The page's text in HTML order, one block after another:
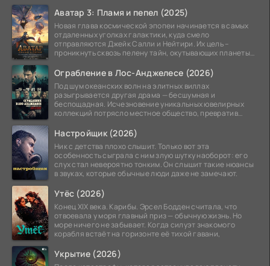
Аватар 3: Пламя и пепел (2025)
Новая глава космической эпопеи начинается в самых
отдаленных уголках галактики, куда смело
отправляются Джейк Салли и Нейтири. Их цель –
проникнуть сквозь пелену тайн, окутывающих планеты
Ограбление в Лос-Анджелесе (2026)
Под шум океанских волн на элитных виллах
разыгрывается другая драма — бесшумная и
беспощадная. Исчезновение уникальных ювелирных
коллекций потрясло местное общество, превратив
Настройщик (2026)
Ник с детства плохо слышит. Только вот эта
особенность сыграла с ним злую шутку наоборот: его
слух стал невероятно тонким. Он слышит такие нюансы
в звуках, которые обычные люди даже не замечают.
Утёс (2026)
Конец XIX века. Карибы. Эрсел Бодден считала, что
отвоевала у моря главный приз — обычную жизнь. Но
море ничего не забывает. Когда силуэт знакомого
корабля встаёт на горизонте её тихой гавани,
Укрытие (2026)